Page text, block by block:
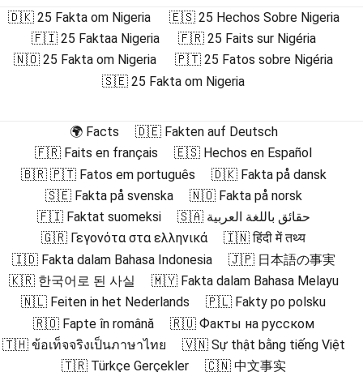
🇩🇰 25 Fakta om Nigeria
🇪🇸 25 Hechos Sobre Nigeria
🇫🇮 25 Faktaa Nigeria
🇫🇷 25 Faits sur Nigéria
🇳🇴 25 Fakta om Nigeria
🇵🇹 25 Fatos sobre Nigéria
🇸🇪 25 Fakta om Nigeria
🌍 Facts
🇩🇪 Fakten auf Deutsch
🇫🇷 Faits en français
🇪🇸 Hechos en Español
🇧🇷 🇵🇹 Fatos em português
🇩🇰 Fakta på dansk
🇸🇪 Fakta på svenska
🇳🇴 Fakta på norsk
🇫🇮 Faktat suomeksi
🇸🇦 حقائق باللغة العربية
🇬🇷 Γεγονότα στα ελληνικά
🇮🇳 हिंदी में तथ्य
🇮🇩 Fakta dalam Bahasa Indonesia
🇯🇵 日本語の事実
🇰🇷 한국어로 된 사실
🇲🇾 Fakta dalam Bahasa Melayu
🇳🇱 Feiten in het Nederlands
🇵🇱 Fakty po polsku
🇷🇴 Fapte în română
🇷🇺 Факты на русском
🇹🇭 ข้อเท็จจริงเป็นภาษาไทย
🇻🇳 Sự thật bằng tiếng Việt
🇹🇷 Türkçe Gerçekler
🇨🇳 中文事实